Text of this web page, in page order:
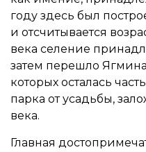
году здесь был
и отсчитывается
века селение
затем перешло
которых осталась
парка от усадьбы,
века.
Главная